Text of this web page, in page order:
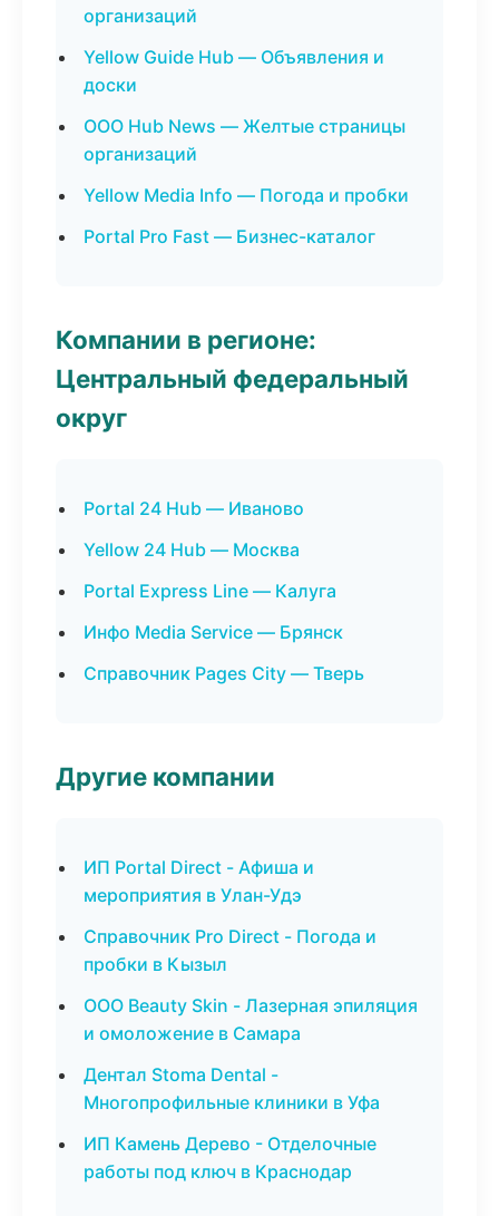
организаций
Yellow Guide Hub — Объявления и
доски
ООО Hub News — Желтые страницы
организаций
Yellow Media Info — Погода и пробки
Portal Pro Fast — Бизнес-каталог
Компании в регионе:
Центральный федеральный
округ
Portal 24 Hub — Иваново
Yellow 24 Hub — Москва
Portal Express Line — Калуга
Инфо Media Service — Брянск
Справочник Pages City — Тверь
Другие компании
ИП Portal Direct - Афиша и
мероприятия в Улан-Удэ
Справочник Pro Direct - Погода и
пробки в Кызыл
ООО Beauty Skin - Лазерная эпиляция
и омоложение в Самара
Дентал Stoma Dental -
Многопрофильные клиники в Уфа
ИП Камень Дерево - Отделочные
работы под ключ в Краснодар